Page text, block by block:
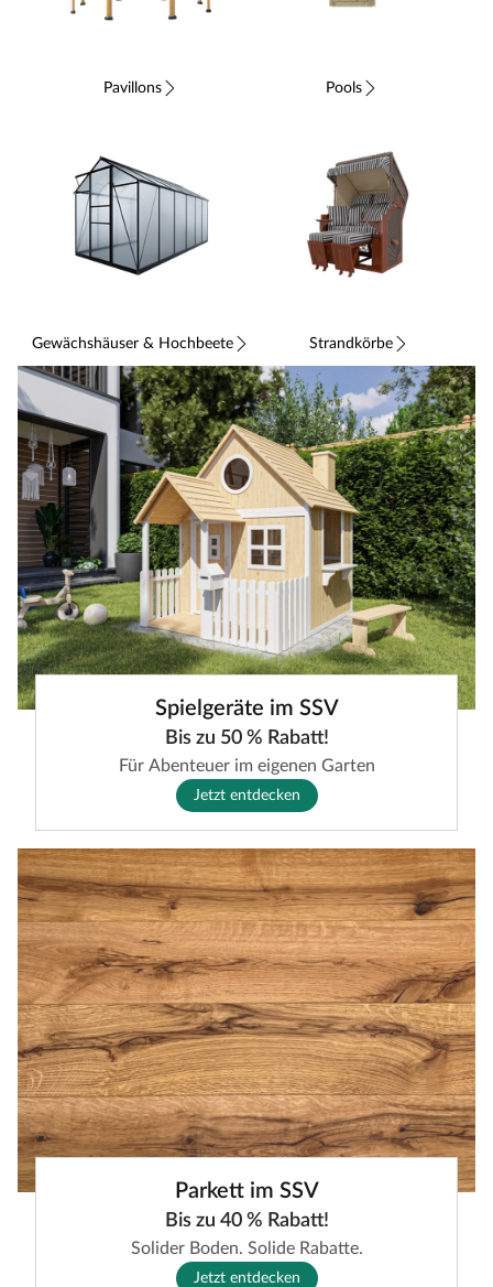
Pavillons Pools
Gewächshäuser & Hochbeete Strandkörbe
Spielgeräte im SSV
Bis zu 50 % Rabatt!
Für Abenteuer im eigenen Garten
Jetzt entdecken
Parkett im SSV
Bis zu 40 % Rabatt!
Solider Boden. Solide Rabatte.
Jetzt entdecken